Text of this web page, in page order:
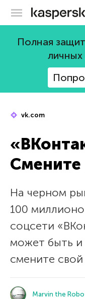
Полная
личных
vk.com
Смените
На черном
100
соцсети
может быть и
смените
Marvin the